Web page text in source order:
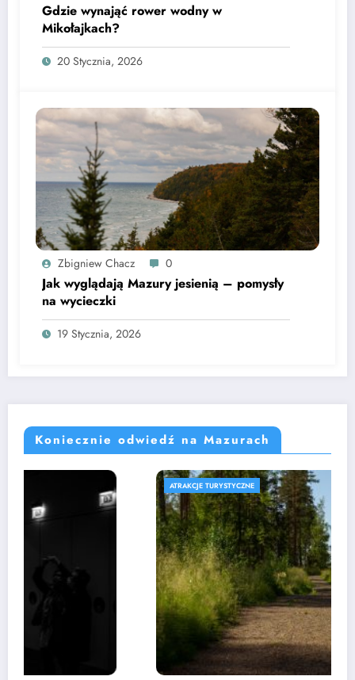
Gdzie wynająć rower wodny w
Mikołajkach?
20 Stycznia, 2026
Zbigniew Chacz 0
Jak wyglądają Mazury jesienią – pomysły
na wycieczki
19 Stycznia, 2026
Koniecznie odwiedź na Mazurach
ATRAKCJE TURYSTYCZNE